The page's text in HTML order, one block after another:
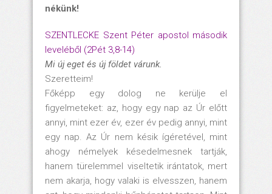
nékünk!
SZENTLECKE Szent Péter apostol második
leveléből (2Pét 3,8-14)
Mi új eget és új földet várunk.
Szeretteim!
Főképp egy dolog ne kerülje el
figyelmeteket: az, hogy egy nap az Úr előtt
annyi, mint ezer év, ezer év pedig annyi, mint
egy nap. Az Úr nem késik ígéretével, mint
ahogy némelyek késedelmesnek tartják,
hanem türelemmel viseltetik irántatok, mert
nem akarja, hogy valaki is elvesszen, hanem